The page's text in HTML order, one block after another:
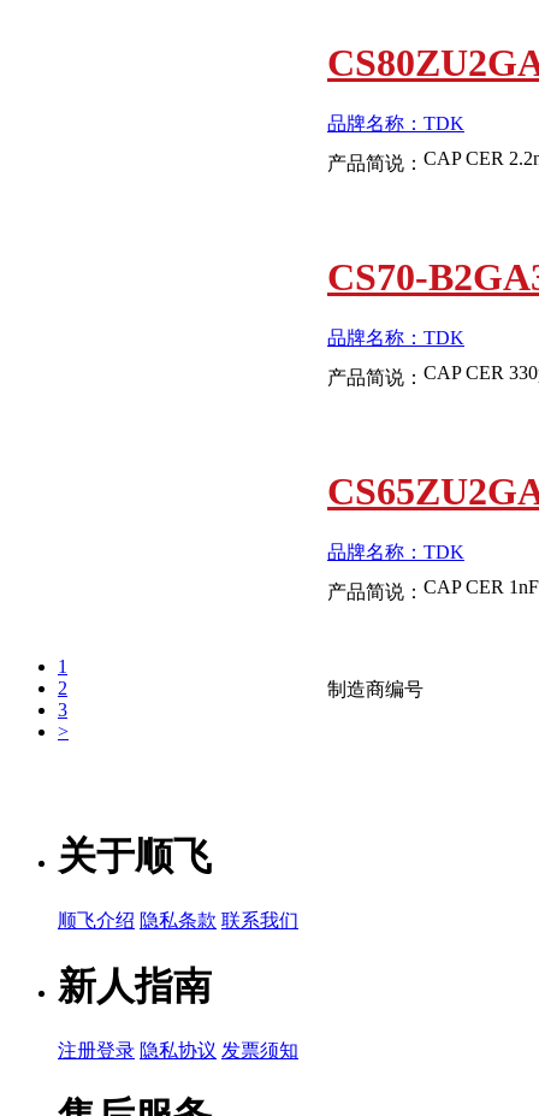
品牌名称：TDK
产品简说：
CS70-
品牌名称：TDK
产品简说：
品牌名称：TDK
产品简说：
制造商编号
1
2
3
>
关于顺飞
顺飞介绍 隐私条款 联系我们
新人指南
注册登录 隐私协议 发票须知